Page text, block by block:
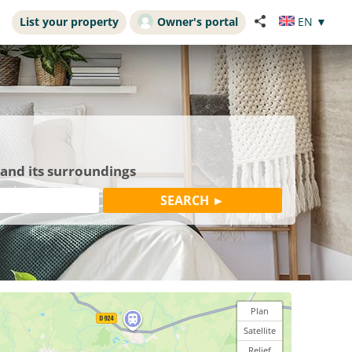
List your property Owner's portal EN ▼
its surroundings
Plan
Satellite